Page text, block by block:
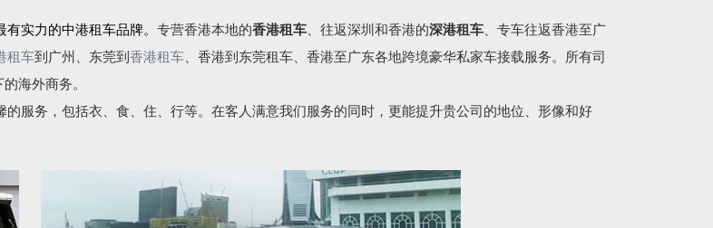
实力的中港租车品牌。 专营香港本地的香港租车 、往返深圳和香港的深港租车 、专车往返香港至广
租车到广州、东莞到 香港租车 、香港到东莞租车、香港至广东各地跨境豪华私家车接载服务。所有司
海外商务。
服务，包括衣、食、住、行等。在客人满意我们服务的同时，更能提升贵公司的地位、形像和好